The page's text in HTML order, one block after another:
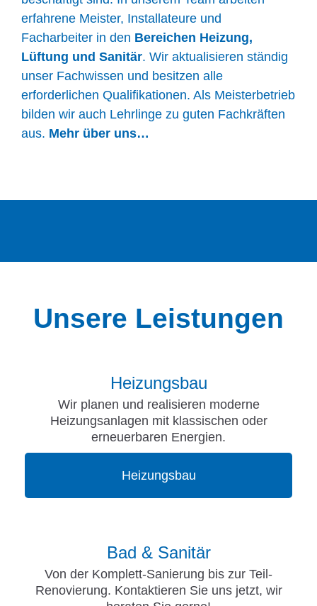
erfahrene Meister, Installateure und
Facharbeiter in den Bereichen Heizung,
Lüftung und Sanitär. Wir aktualisieren ständig
unser Fachwissen und besitzen alle
erforderlichen Qualifikationen. Als Meisterbetrieb
bilden wir auch Lehrlinge zu guten Fachkräften
aus. Mehr über uns…
Unsere Leistungen
Heizungsbau
Wir planen und realisieren moderne
Heizungsanlagen mit klassischen oder
erneuerbaren Energien.
Heizungsbau
Bad & Sanitär
Von der Komplett-Sanierung bis zur Teil-
Renovierung. Kontaktieren Sie uns jetzt, wir